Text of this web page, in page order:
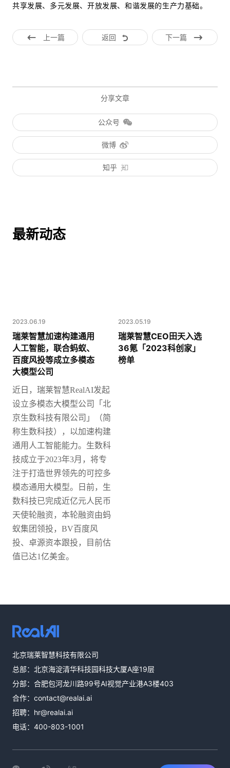
共享发展、多元发展、开放发展、和谐发展的生产力基础。
上一篇 返回 下一篇
分享文章
公众号
微博
知乎
最新动态
2023.06.19
瑞莱智慧加速构建通用
人工智能，联合蚂蚁、
百度风投等成立多模态
大模型公司
近日，瑞莱智慧RealAI发起
设立多模态大模型公司「北
京生数科技有限公司」（简
称生数科技），以加速构建
通用人工智能能力。 生数科
技成立于2023年3月，将专
注于打造世界领先的可控多
模态通用大模型。日前，生
数科技已完成近亿元人民币
天使轮融资，本轮融资由蚂
蚁集团领投，BV百度风
投、卓源资本跟投，目前估
值已达1亿美金。
2023.05.19
瑞莱智慧CEO田天入选
36氪「2023科创家」
榜单
北京瑞莱智慧科技有限公司
总部：北京海淀清华科技园科技大厦A座19层
分部：合肥包河龙川路99号AI视觉产业港A3楼403
合作： contact@realai.ai
招聘： hr@realai.ai
电话： 400-803-1001
邮件咨询
contact@realai.ai